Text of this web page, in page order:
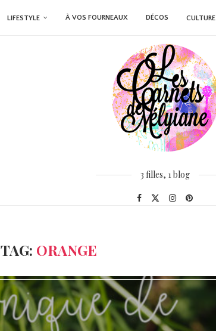
LIFESTYLE À VOS FOURNEAUX DÉCOS CULTURE
3 filles, 1 blog
TAG: ORANGE